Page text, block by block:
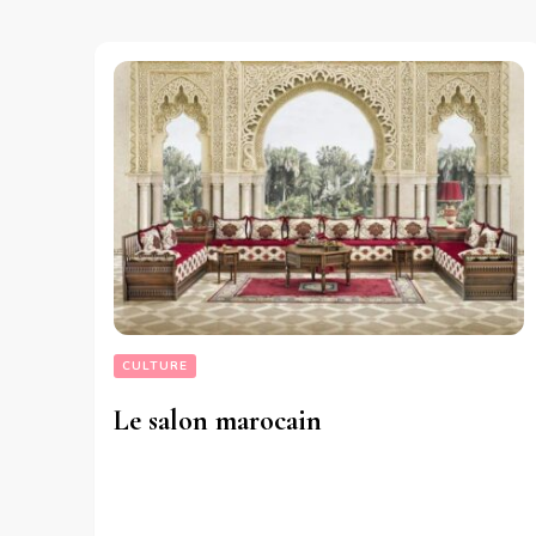
CULTURE
Le salon marocain